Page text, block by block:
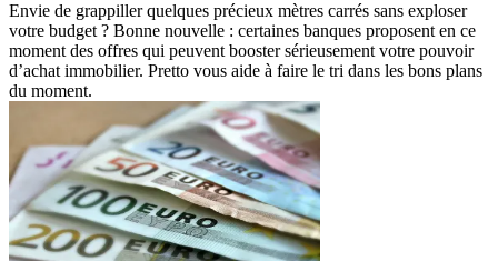
Envie de grappiller quelques précieux mètres carrés sans exploser
votre budget ? Bonne nouvelle : certaines banques proposent en ce
moment des offres qui peuvent booster sérieusement votre pouvoir
d’achat immobilier. Pretto vous aide à faire le tri dans les bons plans
du moment.